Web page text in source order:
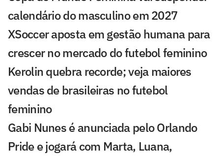
calendário do masculino em 2027
XSoccer aposta em gestão humana para
crescer no mercado do futebol feminino
Kerolin quebra recorde; veja maiores
vendas de brasileiras no futebol
feminino
Gabi Nunes é anunciada pelo Orlando
Pride e jogará com Marta, Luana,